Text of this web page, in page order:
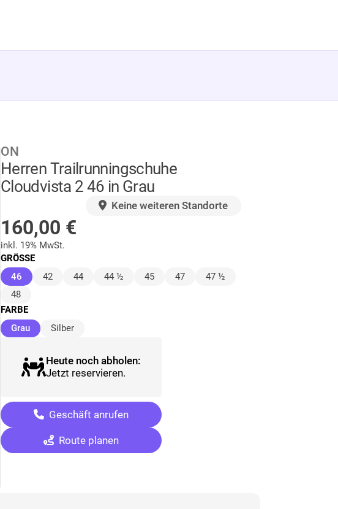
ON
Herren Trailrunningschuhe
Cloudvista 2 46 in Grau
Keine weiteren Standorte
160,00 €
inkl. 19% MwSt.
GRÖSSE
46 (ausgewählt)
42 44 44 ½ 45 47
47 ½
48
FARBE
Grau(ausgewählt)
Silber
Heute noch abholen:
Jetzt reservieren.
Geschäft anrufen
Route planen